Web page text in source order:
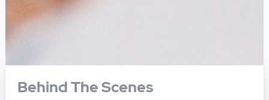
Behind The Scenes